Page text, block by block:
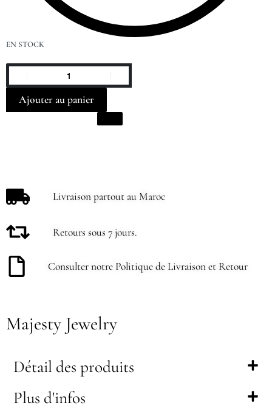
Livraison partout au Maroc
Retours sous 7 jours.
Consulter notre Politique de Livraison et Retour
EN STOCK
Ajouter au panier
Majesty Jewelry
Détail des produits
Plus d'infos